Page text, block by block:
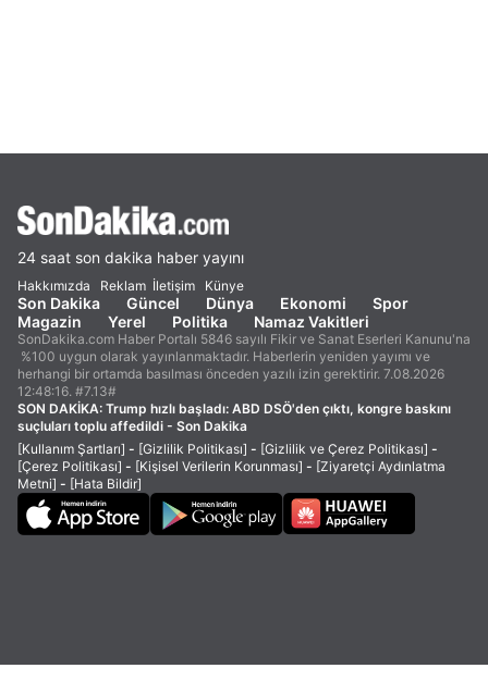
24 saat son dakika haber yayını
Hakkımızda Reklam İletişim Künye
Son Dakika Güncel Dünya Ekonomi
Spor
Magazin
Yerel Politika Namaz Vakitleri
SonDakika.com Haber Portalı 5846 sayılı Fikir ve Sanat Eserleri Kanunu'na
%100 uygun olarak yayınlanmaktadır. Haberlerin yeniden yayımı ve
herhangi bir ortamda basılması önceden yazılı izin gerektirir. 7.08.2026
12:48:16. #7.13#
SON DAKİKA: Trump hızlı başladı: ABD DSÖ'den çıktı, kongre baskını
suçluları toplu affedildi - Son Dakika
[Kullanım Şartları] - [Gizlilik Politikası] - [Gizlilik ve Çerez Politikası] -
[Çerez Politikası] - [Kişisel Verilerin Korunması] - [Ziyaretçi Aydınlatma
Metni] - [Hata Bildir]